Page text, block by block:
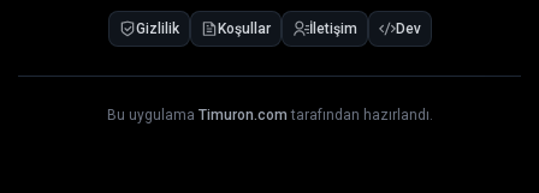
Gizlilik Koşullar İletişim Dev
Bu uygulama Timuron.com tarafından hazırlandı.